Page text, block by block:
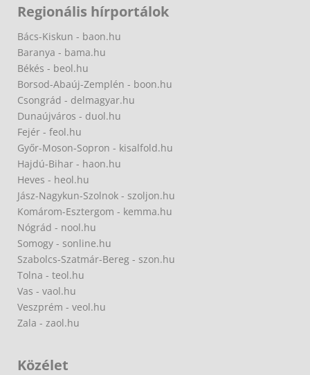
Regionális hírportálok
Bács-Kiskun - baon.hu
Baranya - bama.hu
Békés - beol.hu
Borsod-Abaúj-Zemplén - boon.hu
Csongrád - delmagyar.hu
Dunaújváros - duol.hu
Fejér - feol.hu
Győr-Moson-Sopron - kisalfold.hu
Hajdú-Bihar - haon.hu
Heves - heol.hu
Jász-Nagykun-Szolnok - szoljon.hu
Komárom-Esztergom - kemma.hu
Nógrád - nool.hu
Somogy - sonline.hu
Szabolcs-Szatmár-Bereg - szon.hu
Tolna - teol.hu
Vas - vaol.hu
Veszprém - veol.hu
Zala - zaol.hu
Közélet